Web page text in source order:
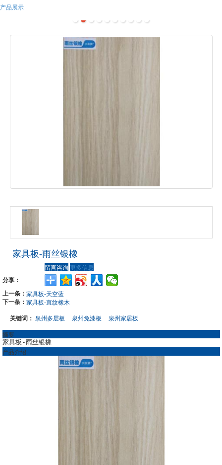
产品展示
家具板-雨丝银橡
留言咨询 更多信息
分享：
上一条： 家具板-天空蓝
下一条： 家具板-直纹橡木
关键词： 泉州多层板 泉州免漆板
泉州家居板
摘要
家具板-雨丝银橡
产品介绍